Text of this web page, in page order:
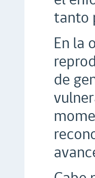
tanto
En la
de